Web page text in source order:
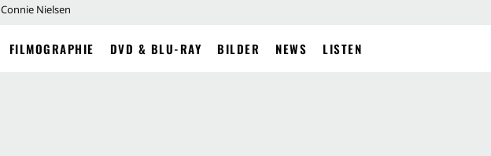
Connie Nielsen
FILMOGRAPHIE DVD & BLU-RAY BILDER NEWS LISTEN